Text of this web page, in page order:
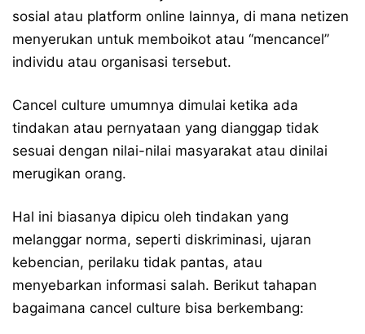
sosial atau platform online lainnya, di mana netizen
menyerukan untuk memboikot atau “mencancel”
individu atau organisasi tersebut.
Cancel culture umumnya dimulai ketika ada
tindakan atau pernyataan yang dianggap tidak
sesuai dengan nilai-nilai masyarakat atau dinilai
merugikan orang.
Hal ini biasanya dipicu oleh tindakan yang
melanggar norma, seperti diskriminasi, ujaran
kebencian, perilaku tidak pantas, atau
menyebarkan informasi salah. Berikut tahapan
bagaimana cancel culture bisa berkembang: